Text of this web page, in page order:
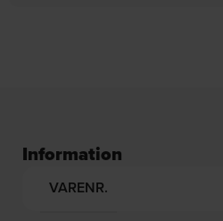
Information
VARENR.